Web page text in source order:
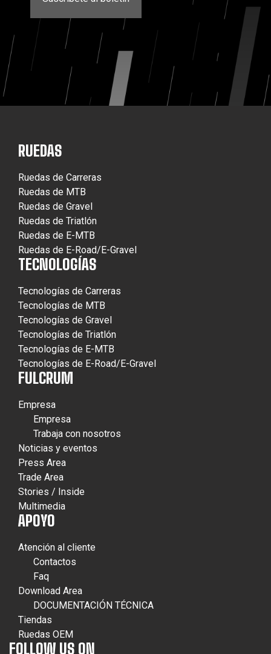
RUEDAS
Ruedas de Carreras
Ruedas de MTB
Ruedas de Gravel
Ruedas de Triatlón
Ruedas de E-MTB
Ruedas de E-Road/E-Gravel
TECNOLOGÍAS
Tecnologías de Carreras
Tecnologías de MTB
Tecnologías de Gravel
Tecnologías de Triatlón
Tecnologías de E-MTB
Tecnologías de E-Road/E-Gravel
FULCRUM
Empresa
Empresa
Trabaja con nosotros
Noticias y eventos
Press Area
Trade Area
Stories / Inside
Multimedia
APOYO
Atención al cliente
Contactos
Faq
Download Area
DOCUMENTACIÓN TÉCNICA
Tiendas
Ruedas OEM
FOLLOW US ON